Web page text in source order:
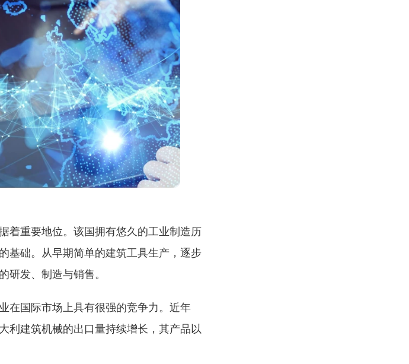
着重要地位。该国拥有悠久的工业制造历
基础。从早期简单的建筑工具生产，逐步
研发、制造与销售。
在国际市场上具有很强的竞争力。近年
利建筑机械的出口量持续增长，其产品以